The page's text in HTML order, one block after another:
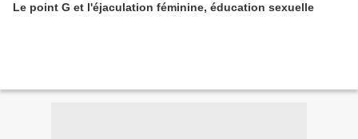
Le point G et l'éjaculation féminine, éducation sexuelle